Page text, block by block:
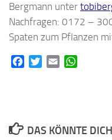
Bergmann unter
Nachfragen: 0172 –
Spaten zum Pflanzen
FacebookTwitterEmail
DAS KÖNNTE